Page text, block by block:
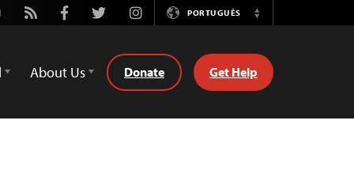
Rss FacebookTwitterInstagramPORTUGUÊS
Switch
About Us Donate Get Help